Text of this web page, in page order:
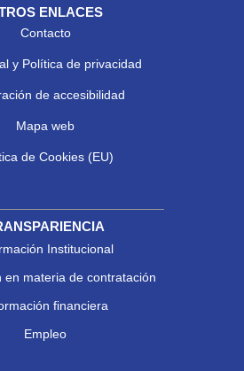
ENLACES
Contacto
y Política de privacidad
de accesibilidad
Mapa web
de Cookies (EU)
Institucional
en materia de contratación
financiera
Empleo